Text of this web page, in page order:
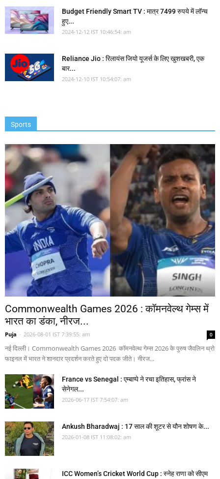
Budget Friendly Smart TV : मात्र 7499 रुपये में लॉन्च
हुए...
2024-12-12 IST 10:46:54: am
Reliance Jio : रिलायंस जियो यूजर्स के लिए खुशखबरी, एक
बार...
2024-12-10 IST 10:54:07: am
Sports
Commonwealth Games 2026 : कॉमनवेल्थ गेम्स में
भारत का डंका, नीरज...
Puja - 2026-08-01 IST 7:39:55: am 0
नई दिल्ली। Commonwealth Games 2026 कॉमनवेल्थ गेम्स 2026 के पुरुष जैवलिन थ्रो
फाइनल में भारत ने शानदार प्रदर्शन करते हुए दो पदक जीते। नीरज...
France vs Senegal : एम्बाप्पे ने रचा इतिहास, फ्रांस ने
सेनेगल...
2026-06-17 IST 7:54:07: am
Ankush Bharadwaj : 17 साल की शूटर से यौन शोषण के...
2026-01-08 IST 11:08:02: am
ICC Women’s Cricket World Cup : स्नेह राणा को सीएम